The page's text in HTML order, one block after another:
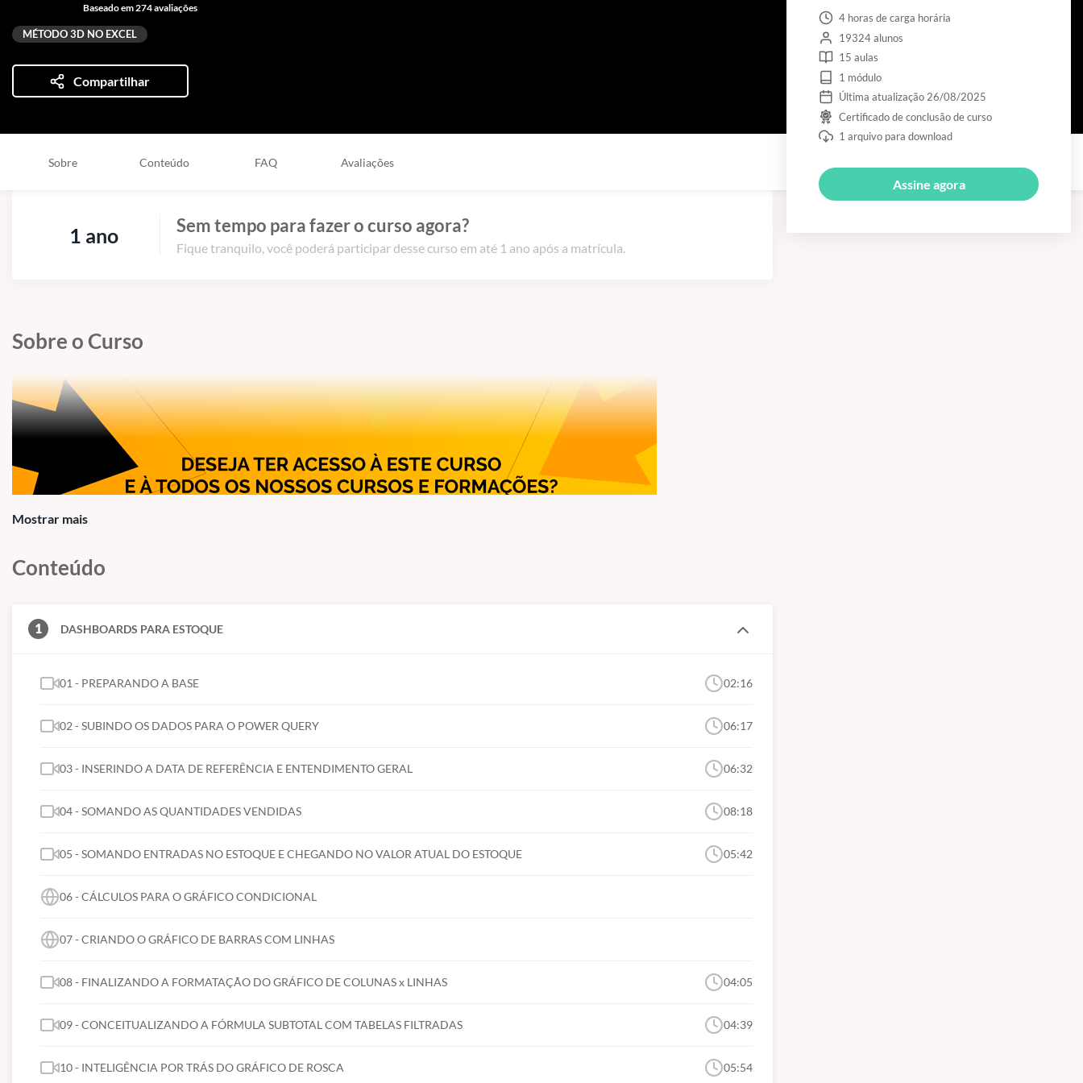
Baseado em 274 avaliações
MÉTODO 3D NO EXCEL
Compartilhar
Sobre Conteúdo FAQ Avaliações
1 ano Sem tempo para fazer o curso agora?
Fique tranquilo, você poderá participar desse curso em até 1 ano após a matrícula.
Sobre o Curso
Mostrar mais
Conteúdo
1 DASHBOARDS PARA ESTOQUE
01 - PREPARANDO A BASE 02:16
02 - SUBINDO OS DADOS PARA O POWER QUERY 06:17
03 - INSERINDO A DATA DE REFERÊNCIA E ENTENDIMENTO GERAL 06:32
04 - SOMANDO AS QUANTIDADES VENDIDAS 08:18
05 - SOMANDO ENTRADAS NO ESTOQUE E CHEGANDO NO VALOR ATUAL DO ESTOQUE 05:42
06 - CÁLCULOS PARA O GRÁFICO CONDICIONAL
07 - CRIANDO O GRÁFICO DE BARRAS COM LINHAS
08 - FINALIZANDO A FORMATAÇÃO DO GRÁFICO DE COLUNAS x LINHAS 04:05
09 - CONCEITUALIZANDO A FÓRMULA SUBTOTAL COM TABELAS FILTRADAS 04:39
10 - INTELIGÊNCIA POR TRÁS DO GRÁFICO DE ROSCA 05:54
4 horas de carga horária
19324 alunos
15 aulas
1 módulo
Última atualização 26/08/2025
Certificado de conclusão de curso
1 arquivo para download
Assine agora